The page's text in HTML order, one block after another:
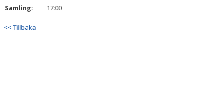
KONTAKT
Samling:
17:00
<< Tillbaka